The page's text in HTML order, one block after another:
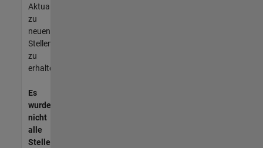
Aktualisierungen
zu
neuen
Stellenangeboten
zu
erhalten.
Es
wurden
nicht
alle
Stellen